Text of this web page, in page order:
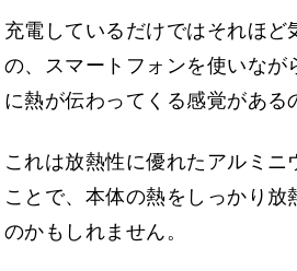
充電しているだけではそれほど
の、スマートフォンを使いなが
に熱が伝わってくる感覚がある
これは放熱性に優れたアルミニ
ことで、本体の熱をしっかり放
のかもしれません。